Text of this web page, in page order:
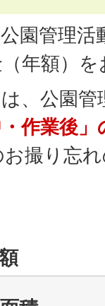
園管理活
年額）
、公園
・作業後
お撮り忘